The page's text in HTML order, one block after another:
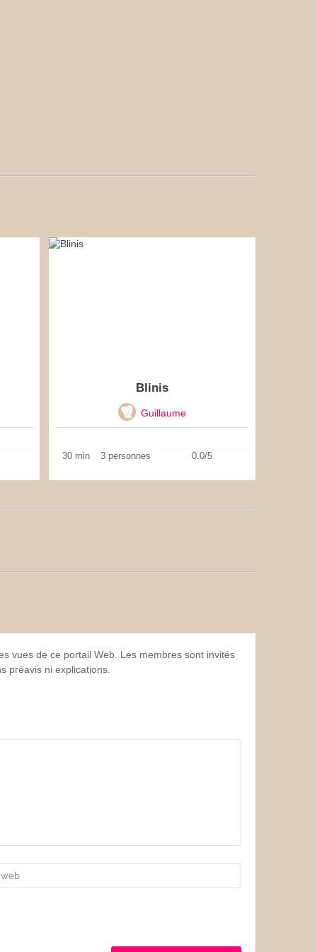
Blinis
Guillaume
30 min 3 personnes 0.0/5
vues de ce portail Web. Les membres sont invités
préavis ni explications.